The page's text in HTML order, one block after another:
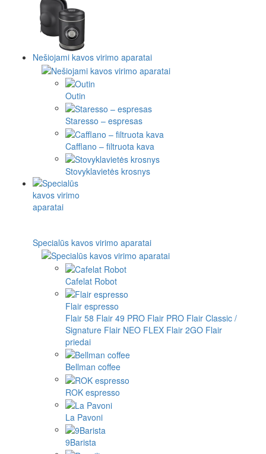
Nešiojami kavos virimo aparatai
Outin
Staresso – espresas
Cafflano – filtruota kava
Stovyklavietės krosnys
Specialūs kavos virimo aparatai
Cafelat Robot
Flair espresso
Flair 58 Flair 49 PRO Flair PRO Flair Classic /
Signature Flair NEO FLEX Flair 2GO Flair
priedai
Bellman coffee
ROK espresso
La Pavoni
9Barista